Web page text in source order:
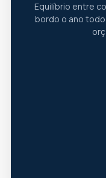
Equilíbrio entre
bordo o ano todo